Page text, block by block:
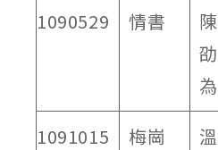
1090529 情書
陳
劭
為
1091015
梅崗
溫